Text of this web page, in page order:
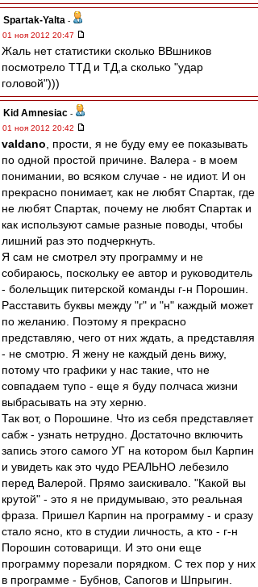
Spartak-Yalta -
01 ноя 2012 20:47
Жаль нет статистики сколько ВВшников
посмотрело ТТД и ТД,а сколько "удар
головой")))
Kid Amnesiac -
01 ноя 2012 20:42
valdano , прости, я не буду ему ее показывать
по одной простой причине. Валера - в моем
понимании, во всяком случае - не идиот. И он
прекрасно понимает, как не любят Спартак, где
не любят Спартак, почему не любят Спартак и
как используют самые разные поводы, чтобы
лишний раз это подчеркнуть.
Я сам не смотрел эту программу и не
собираюсь, поскольку ее автор и руководитель
- болельщик питерской команды г-н Порошин.
Расставить буквы между "г" и "н" каждый может
по желанию. Поэтому я прекрасно
представляю, чего от них ждать, а представляя
- не смотрю. Я жену не каждый день вижу,
потому что графики у нас такие, что не
совпадаем тупо - еще я буду полчаса жизни
выбрасывать на эту херню.
Так вот, о Порошине. Что из себя представляет
сабж - узнать нетрудно. Достаточно включить
запись этого самого УГ на котором был Карпин
и увидеть как это чудо РЕАЛЬНО лебезило
перед Валерой. Прямо заискивало. "Какой вы
крутой" - это я не придумываю, это реальная
фраза. Пришел Карпин на программу - и сразу
стало ясно, кто в студии личность, а кто - г-н
Порошин сотоварищи. И это они еще
программу порезали порядком. С тех пор у них
в программе - Бубнов, Сапогов и Шпрыгин.